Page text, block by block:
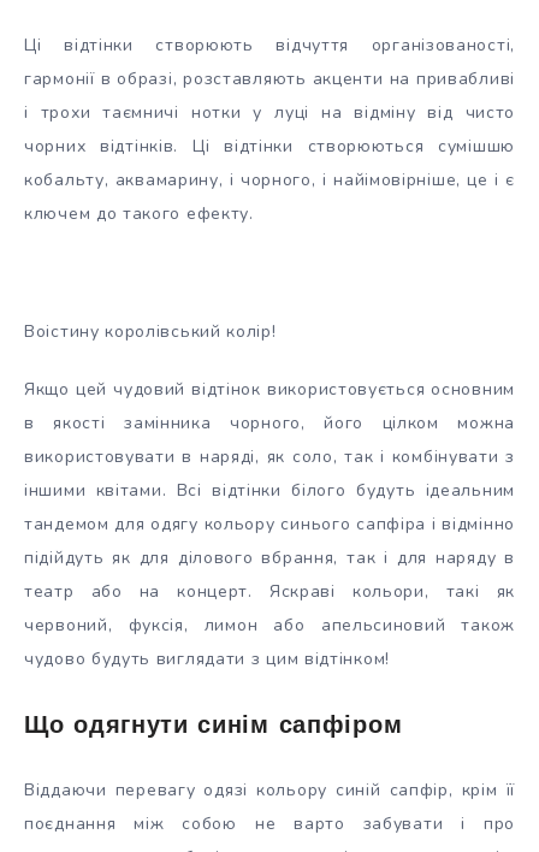
Ці відтінки створюють відчуття організованості,
гармонії в образі, розставляють акценти на привабливі
і трохи таємничі нотки у луці на відміну від чисто
чорних відтінків. Ці відтінки створюються сумішшю
кобальту, аквамарину, і чорного, і найімовірніше, це і є
ключем до такого ефекту.
Воістину королівський колір!
Якщо цей чудовий відтінок використовується основним
в якості замінника чорного, його цілком можна
використовувати в наряді, як соло, так і комбінувати з
іншими квітами. Всі відтінки білого будуть ідеальним
тандемом для одягу кольору синього сапфіра і відмінно
підійдуть як для ділового вбрання, так і для наряду в
театр або на концерт. Яскраві кольори, такі як
червоний, фуксія, лимон або апельсиновий також
чудово будуть виглядати з цим відтінком!
Що одягнути синім сапфіром
Віддаючи перевагу одязі кольору синій сапфір, крім її
поєднання між собою не варто забувати і про